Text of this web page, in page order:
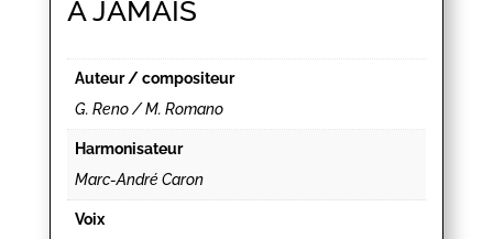
A JAMAIS
Auteur / compositeur
G. Reno / M. Romano
Harmonisateur
Marc-André Caron
Voix